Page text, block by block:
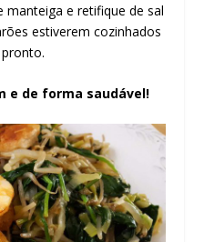
manteiga e retifique de sal
estiverem cozinhados
e de forma saudável!